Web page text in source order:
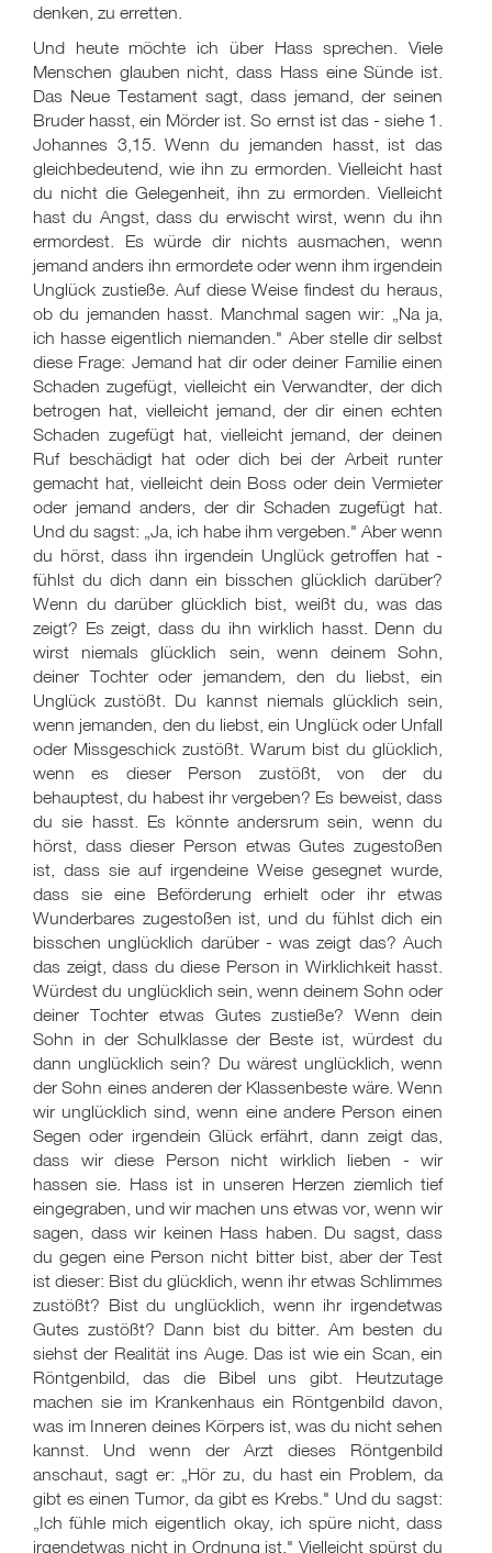
denken, zu erretten.
Und heute möchte ich über Hass sprechen. Viele
Menschen glauben nicht, dass Hass eine Sünde ist.
Das Neue Testament sagt, dass jemand, der seinen
Bruder hasst, ein Mörder ist. So ernst ist das - siehe 1.
Johannes 3,15. Wenn du jemanden hasst, ist das
gleichbedeutend, wie ihn zu ermorden. Vielleicht hast
du nicht die Gelegenheit, ihn zu ermorden. Vielleicht
hast du Angst, dass du erwischt wirst, wenn du ihn
ermordest. Es würde dir nichts ausmachen, wenn
jemand anders ihn ermordete oder wenn ihm irgendein
Unglück zustieße. Auf diese Weise findest du heraus,
ob du jemanden hasst. Manchmal sagen wir: „Na ja,
ich hasse eigentlich niemanden." Aber stelle dir selbst
diese Frage: Jemand hat dir oder deiner Familie einen
Schaden zugefügt, vielleicht ein Verwandter, der dich
betrogen hat, vielleicht jemand, der dir einen echten
Schaden zugefügt hat, vielleicht jemand, der deinen
Ruf beschädigt hat oder dich bei der Arbeit runter
gemacht hat, vielleicht dein Boss oder dein Vermieter
oder jemand anders, der dir Schaden zugefügt hat.
Und du sagst: „Ja, ich habe ihm vergeben." Aber wenn
du hörst, dass ihn irgendein Unglück getroffen hat -
fühlst du dich dann ein bisschen glücklich darüber?
Wenn du darüber glücklich bist, weißt du, was das
zeigt? Es zeigt, dass du ihn wirklich hasst. Denn du
wirst niemals glücklich sein, wenn deinem Sohn,
deiner Tochter oder jemandem, den du liebst, ein
Unglück zustößt. Du kannst niemals glücklich sein,
wenn jemanden, den du liebst, ein Unglück oder Unfall
oder Missgeschick zustößt. Warum bist du glücklich,
wenn es dieser Person zustößt, von der du
behauptest, du habest ihr vergeben? Es beweist, dass
du sie hasst. Es könnte andersrum sein, wenn du
hörst, dass dieser Person etwas Gutes zugestoßen
ist, dass sie auf irgendeine Weise gesegnet wurde,
dass sie eine Beförderung erhielt oder ihr etwas
Wunderbares zugestoßen ist, und du fühlst dich ein
bisschen unglücklich darüber - was zeigt das? Auch
das zeigt, dass du diese Person in Wirklichkeit hasst.
Würdest du unglücklich sein, wenn deinem Sohn oder
deiner Tochter etwas Gutes zustieße? Wenn dein
Sohn in der Schulklasse der Beste ist, würdest du
dann unglücklich sein? Du wärest unglücklich, wenn
der Sohn eines anderen der Klassenbeste wäre. Wenn
wir unglücklich sind, wenn eine andere Person einen
Segen oder irgendein Glück erfährt, dann zeigt das,
dass wir diese Person nicht wirklich lieben - wir
hassen sie. Hass ist in unseren Herzen ziemlich tief
eingegraben, und wir machen uns etwas vor, wenn wir
sagen, dass wir keinen Hass haben. Du sagst, dass
du gegen eine Person nicht bitter bist, aber der Test
ist dieser: Bist du glücklich, wenn ihr etwas Schlimmes
zustößt? Bist du unglücklich, wenn ihr irgendetwas
Gutes zustößt? Dann bist du bitter. Am besten du
siehst der Realität ins Auge. Das ist wie ein Scan, ein
Röntgenbild, das die Bibel uns gibt. Heutzutage
machen sie im Krankenhaus ein Röntgenbild davon,
was im Inneren deines Körpers ist, was du nicht sehen
kannst. Und wenn der Arzt dieses Röntgenbild
anschaut, sagt er: „Hör zu, du hast ein Problem, da
gibt es einen Tumor, da gibt es Krebs." Und du sagst:
„Ich fühle mich eigentlich okay, ich spüre nicht, dass
irgendetwas nicht in Ordnung ist." Vielleicht spürst du